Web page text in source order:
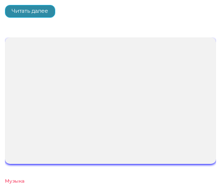
Читать далее
Музыка